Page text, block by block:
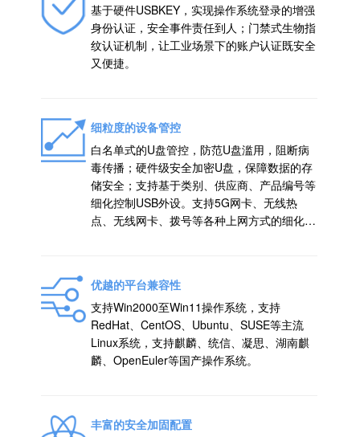
基于硬件USBKEY，实现操作系统登录的增强
身份认证，安全事件责任到人；门禁式生物指
纹认证机制，让工业场景下的账户认证既安全
又便捷。
细粒度的设备管控
白名单式的U盘管控，防范U盘滥用，阻断病
毒传播；硬件级安全加密U盘，保障数据的存
储安全；支持基于类别、供应商、产品编号等
细化控制USB外设。支持5G网卡、无线热
点、无线网卡、拨号等各种上网方式的细化管
优越的平台兼容性
支持Win2000至Win11操作系统，支持
RedHat、CentOS、Ubuntu、SUSE等主流
Linux系统，支持麒麟、统信、凝思、湖南麒
麟、OpenEuler等国产操作系统。
丰富的安全加固配置